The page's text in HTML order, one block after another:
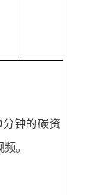
钟的碳资
。